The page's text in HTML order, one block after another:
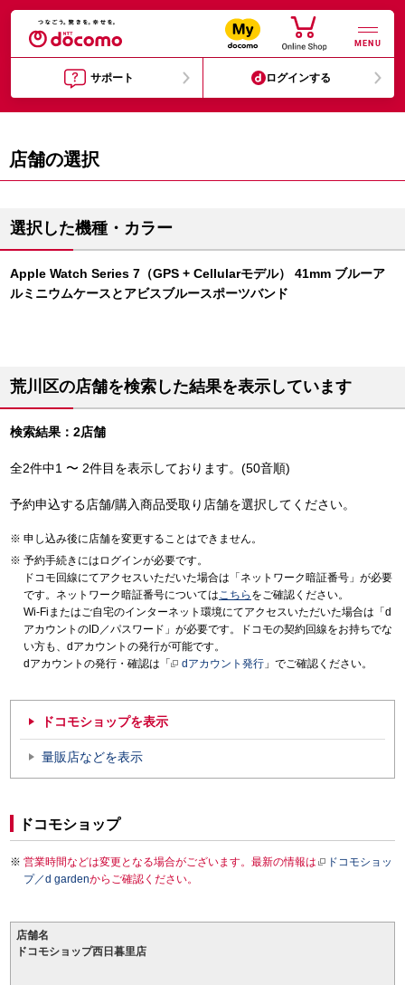
MENU
サポート ログインする
店舗の選択
選択した機種・カラー
Apple Watch Series 7（GPS + Cellularモデル） 41mm ブルーア
ルミニウムケースとアビスブルースポーツバンド
荒川区の店舗を検索した結果を表示しています
検索結果：2店舗
全2件中1 〜 2件目を表示しております。(50音順)
予約申込する店舗/購入商品受取り店舗を選択してください。
申し込み後に店舗を変更することはできません。
予約手続きにはログインが必要です。
ドコモ回線にてアクセスいただいた場合は「ネットワーク暗証番号」が必要
です。ネットワーク暗証番号についてはこちら をご確認ください。
Wi-Fiまたはご自宅のインターネット環境にてアクセスいただいた場合は「d
アカウントのID／パスワード」が必要です。ドコモの契約回線をお持ちでな
い方も、dアカウントの発行が可能です。
dアカウントの発行・確認は「
dアカウント発行 」でご確認ください。
ドコモショップを表示
量販店などを表示
ドコモショップ
営業時間などは変更となる場合がございます。最新の情報は
ドコモショッ
プ／d gardenからご確認ください。
店舗名
ドコモショップ西日暮里店